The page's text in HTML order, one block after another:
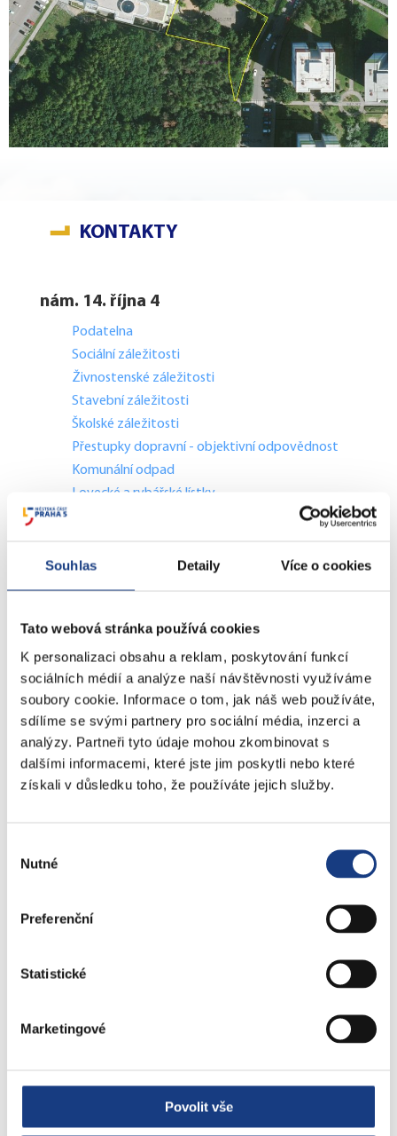
Souhlas Detaily Více o cookies
Tato webová stránka používá cookies
K personalizaci obsahu a reklam, poskytování funkcí
sociálních médií a analýze naší návštěvnosti využíváme
soubory cookie. Informace o tom, jak náš web používáte,
sdílíme se svými partnery pro sociální média, inzerci a
analýzy. Partneři tyto údaje mohou zkombinovat s
dalšími informacemi, které jste jim poskytli nebo které
získali v důsledku toho, že používáte jejich služby.
souhlasu
Nutné
Preferenční
Statistické
Marketingové
Povolit vše
KONTAKTY
nám. 14. října 4
Podatelna
Sociální záležitosti
Živnostenské záležitosti
Stavební záležitosti
Školské záležitosti
Přestupky dopravní - objektivní odpovědnost
Komunální odpad
Lovecké a rybářské lístky
Doprava - přestupky na komunikacích
Přestupky dopravní - správní řízení
Informace
Vedení MČ
Osobní doklady
Czech POINT
Matriční záležitosti
Poplatky
Štefánikova 17
Parkovací karty
Objednejte se na úřad